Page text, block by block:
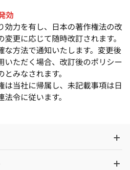
効
効力を有し、日本の著作権法の改
更に応じて随時改訂されます。
な方法で通知いたします。変更後
いただく場合、改訂後のポリシー
みなされます。
は当社に帰属し、未記載事項は日
令に従います。